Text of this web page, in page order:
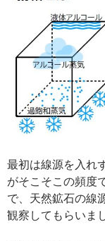
最初は線源を入れ
がそこそこの頻度
で、天然鉱石の線
観察してもらいま